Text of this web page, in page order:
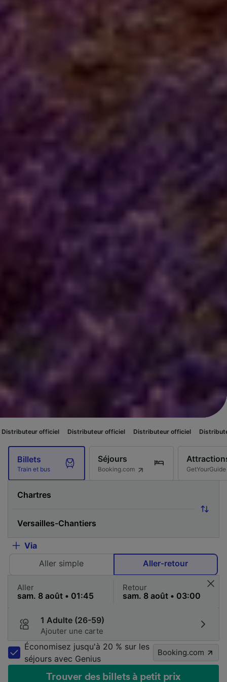
Distributeur officiel Distributeur officiel Distributeur officiel
Billets
Train et bus
Séjours
Booking.com GetYourGuide
Via
Aller simple
Aller-retour
Aller Retour
1 Adulte (26-59)
Ajouter une carte
Économisez jusqu'à 20 % sur les
séjours avec Genius
Booking.com
Trouver des billets à petit prix